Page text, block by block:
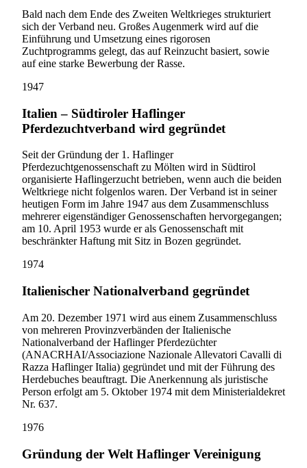
Bald nach dem Ende des Zweiten Weltkrieges strukturiert
sich der Verband neu. Großes Augenmerk wird auf die
Einführung und Umsetzung eines rigorosen
Zuchtprogramms gelegt, das auf Reinzucht basiert, sowie
auf eine starke Bewerbung der Rasse.
1947
Italien – Südtiroler Haflinger
Pferdezuchtverband wird gegründet
Seit der Gründung der 1. Haflinger
Pferdezuchtgenossenschaft zu Mölten wird in Südtirol
organisierte Haflingerzucht betrieben, wenn auch die beiden
Weltkriege nicht folgenlos waren. Der Verband ist in seiner
heutigen Form im Jahre 1947 aus dem Zusammenschluss
mehrerer eigenständiger Genossenschaften hervorgegangen;
am 10. April 1953 wurde er als Genossenschaft mit
beschränkter Haftung mit Sitz in Bozen gegründet.
1974
Italienischer Nationalverband gegründet
Am 20. Dezember 1971 wird aus einem Zusammenschluss
von mehreren Provinzverbänden der Italienische
Nationalverband der Haflinger Pferdezüchter
(ANACRHAI/Associazione Nazionale Allevatori Cavalli di
Razza Haflinger Italia) gegründet und mit der Führung des
Herdebuches beauftragt. Die Anerkennung als juristische
Person erfolgt am 5. Oktober 1974 mit dem Ministerialdekret
Nr. 637.
1976
Gründung der Welt Haflinger Vereinigung